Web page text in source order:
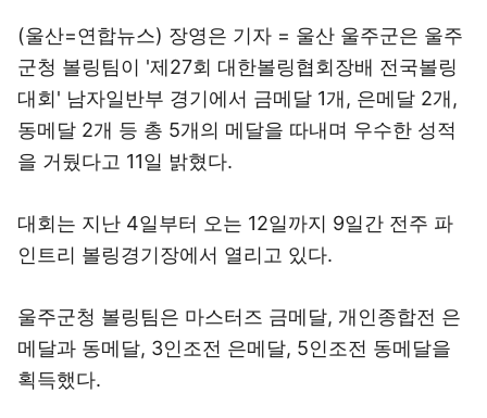
(울산=연합뉴스) 장영은 기자 = 울산 울주군은 울주
군청 볼링팀이 '제27회 대한볼링협회장배 전국볼링
대회' 남자일반부 경기에서 금메달 1개, 은메달 2개,
동메달 2개 등 총 5개의 메달을 따내며 우수한 성적
을 거뒀다고 11일 밝혔다.
대회는 지난 4일부터 오는 12일까지 9일간 전주 파
인트리 볼링경기장에서 열리고 있다.
울주군청 볼링팀은 마스터즈 금메달, 개인종합전 은
메달과 동메달, 3인조전 은메달, 5인조전 동메달을
획득했다.